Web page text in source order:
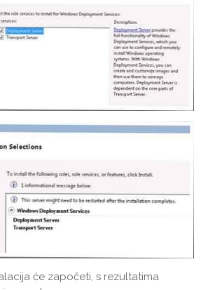
će započeti, s rezultatima